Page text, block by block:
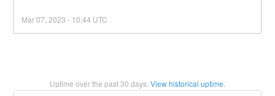
Mar07 ,2023 - 10:44 UTC
Uptime over the past30 days. View historical uptime.